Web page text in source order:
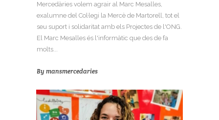
Mercedàries volem agrair al Marc Mesalles,
exalumne del Col·legi la Mercè de Martorell, tot el
seu suport i solidaritat amb els Projectes de l'ONG.
El Marc Mesalles és l'informàtic que des de fa
molts...
By mansmercedaries